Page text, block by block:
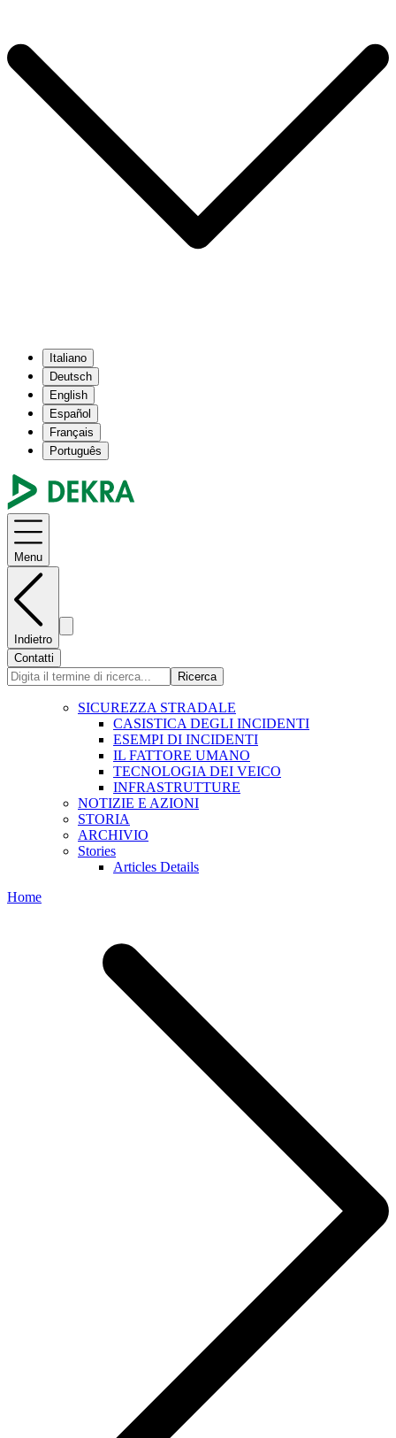
Italiano
Deutsch
English
Español
Français
Português
Menu
Indietro
Contatti
Ricerca
SICUREZZA STRADALE
CASISTICA DEGLI INCIDENTI
ESEMPI DI INCIDENTI
IL FATTORE UMANO
TECNOLOGIA DEI VEICO
INFRASTRUTTURE
NOTIZIE E AZIONI
STORIA
ARCHIVIO
Stories
Articles Details
Home